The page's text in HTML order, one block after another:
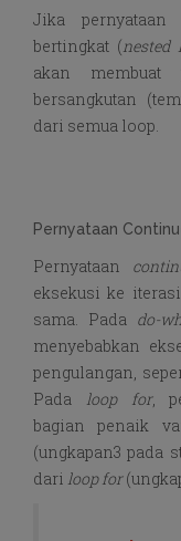
Jika pernyataan
bertingkat (nested
akan
bersangkutan
dari semua loop.
Pernyataan
Pernyataan
eksekusi ke
sama. Pada do-
menyebabkan
pengulangan,
Pada loop for,
bagian penaik
(ungkapan3 pada
dari loop for